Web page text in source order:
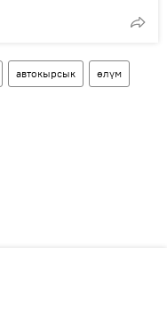
автокырсык өлүм